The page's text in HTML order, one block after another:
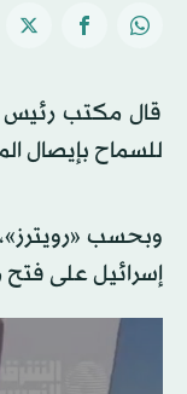
قال مكتب رئيس
للسماح بإيصال
وبحسب
إسرائيل على فتح